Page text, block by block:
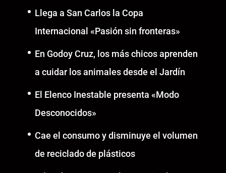
Llega a San Carlos la Copa
Internacional «Pasión sin fronteras»
En Godoy Cruz, los más chicos aprenden
a cuidar los animales desde el Jardín
El Elenco Inestable presenta «Modo
Desconocidos»
Cae el consumo y disminuye el volumen
de reciclado de plásticos